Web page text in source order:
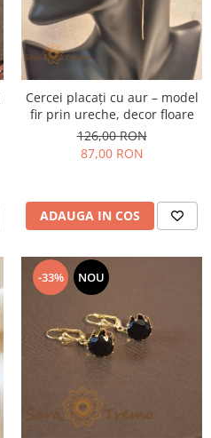
Cercei placați cu aur – model
fir prin ureche, decor floare
126,00 RON
87,00 RON
ADAUGA IN COS
-33% NOU